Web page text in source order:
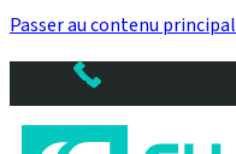
Passer au contenu principal